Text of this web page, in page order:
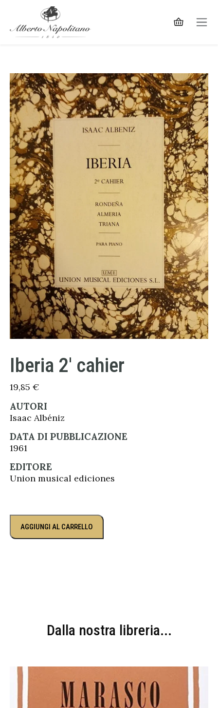
Iberia 2′ cahier
19,85 €
AUTORI
Isaac Albéniz
DATA DI PUBBLICAZIONE
1961
EDITORE
Union musical ediciones
AGGIUNGI AL CARRELLO
Dalla nostra libreria...